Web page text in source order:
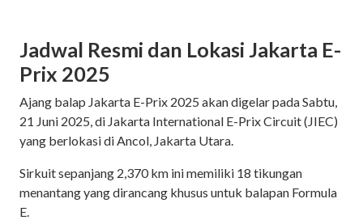
Jadwal Resmi dan Lokasi Jakarta E-
Prix 2025
Ajang balap Jakarta E-Prix 2025 akan digelar pada Sabtu,
21 Juni 2025, di Jakarta International E-Prix Circuit (JIEC)
yang berlokasi di Ancol, Jakarta Utara.
Sirkuit sepanjang 2,370 km ini memiliki 18 tikungan
menantang yang dirancang khusus untuk balapan Formula
E.